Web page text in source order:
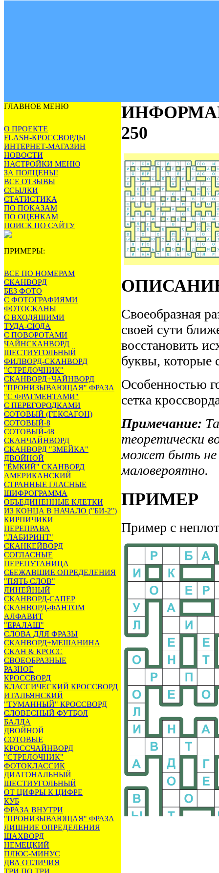
ГЛАВНОЕ МЕНЮ
О ПРОЕКТЕ
FLASH-КРОССВОРДЫ
ИНТЕРНЕТ-МАГАЗИН
НОВОСТИ
НАСТРОЙКИ МЕНЮ
ЗА ПОЛЦЕНЫ!
ВСЕ ОТЗЫВЫ
ССЫЛКИ
СТАТИСТИКА
ПО ПОКАЗАМ
ПО ОЦЕНКАМ
ПОИСК ПО САЙТУ
ПРИМЕРЫ:
ВСЕ ПО НОМЕРАМ
СКАНВОРД
БЕЗ ФОТО
С ФОТОГРАФИЯМИ
ФОТОСКАНЫ
С ВХОДЯЩИМИ
ТУДА-СЮДА
С ПОВОРОТАМИ
ЧАЙНСКАНВОРД
ШЕСТИУГОЛЬНЫЙ
ФИЛВОРД-СКАНВОРД
"СТРЕЛОЧНИК"
СКАНВОРД+ЧАЙНВОРД
"ПРОНИЗЫВАЮЩАЯ" ФРАЗА
"С ФРАГМЕНТАМИ"
С ПЕРЕГОРОДКАМИ
СОТОВЫЙ (ГЕКСАГОН)
СОТОВЫЙ-8
СОТОВЫЙ-48
СКАНЧАЙНВОРД
СКАНВОРД "ЗМЕЙКА"
ДВОЙНОЙ
"ЁМКИЙ" СКАНВОРД
АМЕРИКАНСКИЙ
СТРАННЫЕ ГЛАСНЫЕ
ШИФРОГРАММА
ОБЪЕДИНЕННЫЕ КЛЕТКИ
ИЗ КОНЦА В НАЧАЛО ("БИ-2")
КИРПИЧИКИ
ПЕРЕПРАВА
"ЛАБИРИНТ"
СКАНКЕЙВОРД
СОГЛАСНЫЕ
ПЕРЕПУТАНИЦА
СБЕЖАВШИЕ ОПРЕДЕЛЕНИЯ
"ПЯТЬ СЛОВ"
ЛИНЕЙНЫЙ
СКАНВОРД-САПЕР
СКАНВОРД-ФАНТОМ
АЛФАВИТ
"ЕРАЛАШ"
СЛОВА ДЛЯ ФРАЗЫ
СКАНВОРД+МЕШАНИНА
СКАН & КРОСС
СВОЕОБРАЗНЫЕ
РАЗНОЕ
КРОССВОРД
КЛАССИЧЕСКИЙ КРОССВОРД
ИТАЛЬЯНСКИЙ
"ТУМАННЫЙ" КРОССВОРД
СЛОВЕСНЫЙ ФУТБОЛ
БАЛДА
ДВОЙНОЙ
СОТОВЫЕ
КРОССЧАЙНВОРД
"СТРЕЛОЧНИК"
ФОТОКЛАССИК
ДИАГОНАЛЬНЫЙ
ШЕСТИУГОЛЬНЫЙ
ОТ ЦИФРЫ К ЦИФРЕ
КУБ
ФРАЗА ВНУТРИ
"ПРОНИЗЫВАЮЩАЯ" ФРАЗА
ЛИШНИЕ ОПРЕДЕЛЕНИЯ
ШАХВОРД
НЕМЕЦКИЙ
ПЛЮС-МИНУС
ДВА ОТЛИЧИЯ
ТРИ ПО ТРИ
250
Своеобразная
своей сути
восстановить
буквы, которые
Особенностью
сетка
Примечание:
теоретически
может быть не
маловероятно.
ПРИМЕР
Пример с